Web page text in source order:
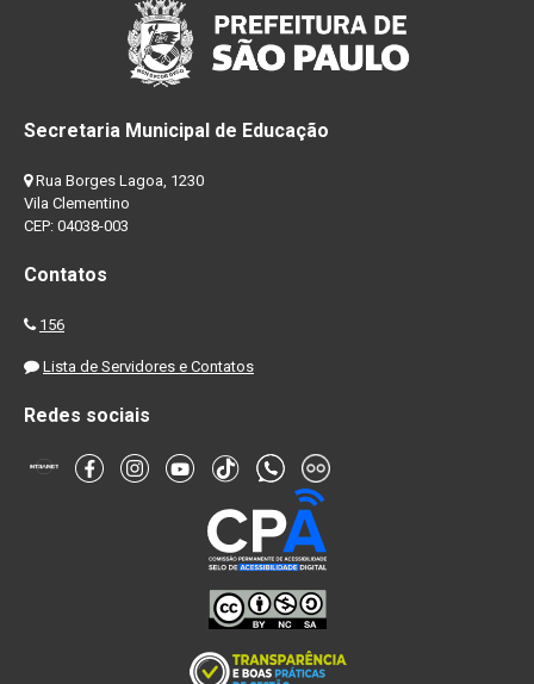
Secretaria Municipal de Educação
Rua Borges Lagoa, 1230
Vila Clementino
CEP: 04038-003
Contatos
156
Lista de Servidores e Contatos
Redes sociais